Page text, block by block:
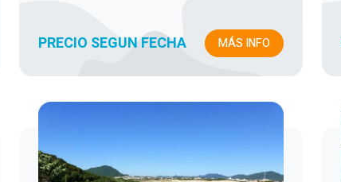
PRECIO SEGUN FECHA MÁS INFO